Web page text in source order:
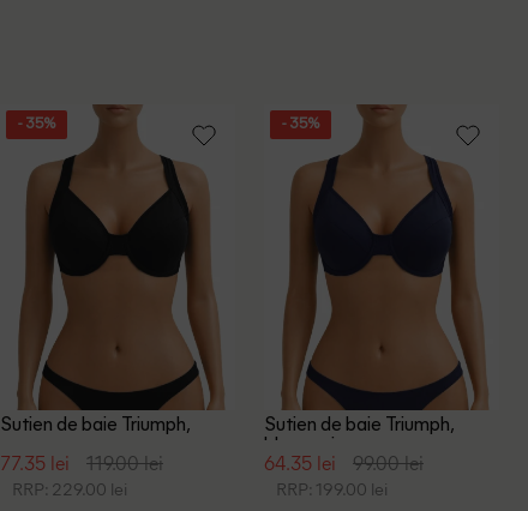
- 35%
Sutien de baie Triumph,
77.35 lei 119.00 lei
RRP: 229.00 lei
- 35%
Sutien de baie Triumph,
bleumarin
64.35 lei 99.00 lei
RRP: 199.00 lei